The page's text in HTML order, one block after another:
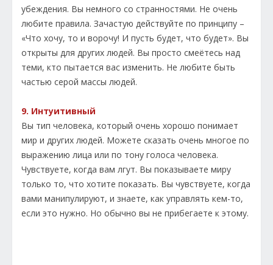
убеждения. Вы немного со странностями. Не очень
любите правила. Зачастую действуйте по принципу –
«Что хочу, то и ворочу! И пусть будет, что будет». Вы
открыты для других людей. Вы просто смеётесь над
теми, кто пытается вас изменить. Не любите быть
частью серой массы людей.
9. Интуитивный
Вы тип человека, который очень хорошо понимает
мир и других людей. Можете сказать очень многое по
выражению лица или по тону голоса человека.
Чувствуете, когда вам лгут. Вы показываете миру
только то, что хотите показать. Вы чувствуете, когда
вами манипулируют, и знаете, как управлять кем-то,
если это нужно. Но обычно вы не прибегаете к этому.